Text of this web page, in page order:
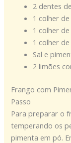
2 dentes
1 colher
1 colher
1 colher
Sal e
2 limões
Frango com
Passo
Para preparar o
temperando os
pimenta em pó.